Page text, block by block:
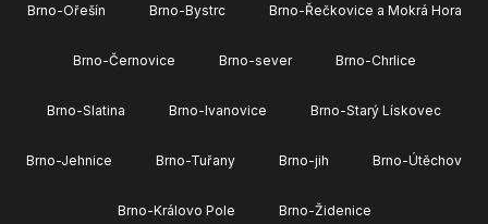
Brno-Ořešín Brno-Bystrc Brno-Řečkovice a Mokrá Hora
Brno-Černovice Brno-sever Brno-Chrlice
Brno-Slatina Brno-Ivanovice Brno-Starý Lískovec
Brno-Jehnice Brno-Tuřany Brno-jih Brno-Útěchov
Brno-Královo Pole Brno-Židenice